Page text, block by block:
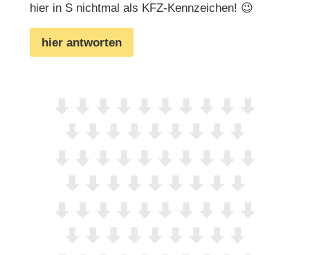
hier in S nichtmal als KFZ-Kennzeichen! 😉
hier antworten